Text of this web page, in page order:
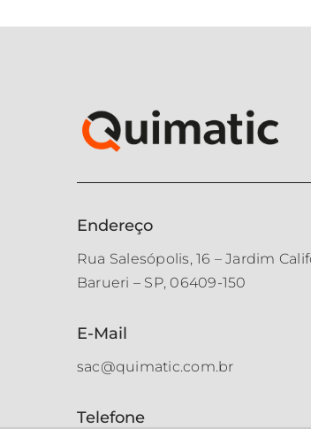
Endereço
Rua Salesópolis, 16 – Jardim
Barueri – SP, 06409-150
E-Mail
sac@quimatic.com.br
Telefone